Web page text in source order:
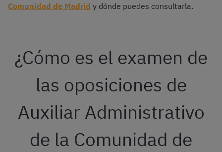
Comunidad de Madrid y dónde puedes consultarla.
¿Cómo es el examen de
las oposiciones de
Auxiliar Administrativo
de la Comunidad de